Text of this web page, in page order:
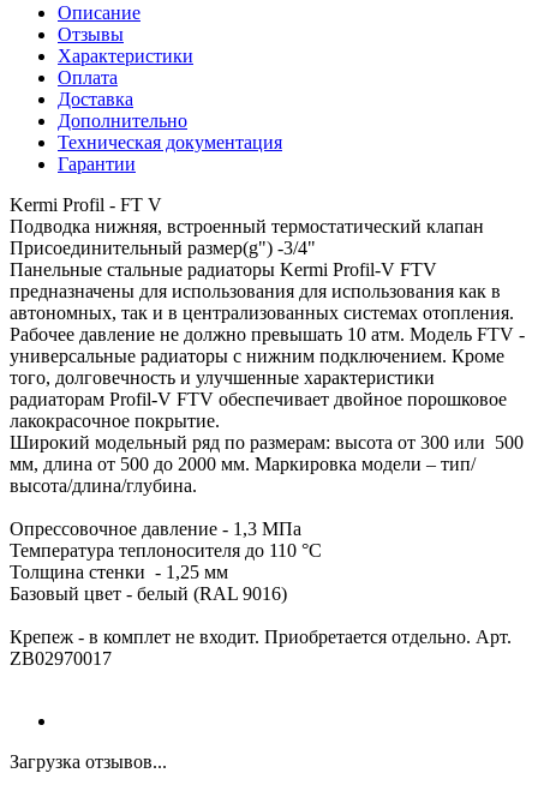
Описание
Отзывы
Характеристики
Оплата
Доставка
Дополнительно
Техническая документация
Гарантии
Kermi Profil - FT V
Подводка нижняя, встроенный термостатический клапан
Присоединительный размер(g") -3/4"
Панельные стальные радиаторы Kermi Profil-V FTV
предназначены для использования для использования как в
автономных, так и в централизованных системах отопления.
Рабочее давление не должно превышать 10 атм. Модель FTV -
универсальные радиаторы с нижним подключением. Кроме
того, долговечность и улучшенные характеристики
радиаторам Profil-V FTV обеспечивает двойное порошковое
лакокрасочное покрытие.
Широкий модельный ряд по размерам: высота от 300 или 500
мм, длина от 500 до 2000 мм. Маркировка модели – тип/
высота/длина/глубина.
Опрессовочное давление - 1,3 МПа
Температура теплоносителя до 110 °С
Толщина стенки - 1,25 мм
Базовый цвет - белый (RAL 9016)
Крепеж - в комплет не входит. Приобретается отдельно. Арт.
ZB02970017
Загрузка отзывов...